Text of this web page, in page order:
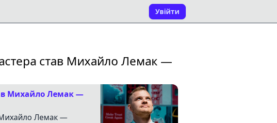
Увійти
став Михайло Лемак —
Михайло Лемак —
Михайло Лемак —